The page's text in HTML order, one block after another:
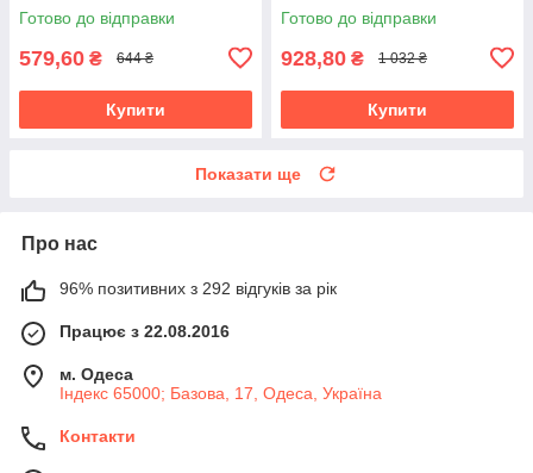
Готово до відправки
579,60 ₴ 644 ₴
Купити
Готово до відправки
928,80 ₴ 1 032 ₴
Купити
Показати ще
Про нас
96% позитивних з 292 відгуків за рік
Працює з 22.08.2016
м. Одеса
Індекс 65000; Базова, 17, Одеса, Україна
Контакти